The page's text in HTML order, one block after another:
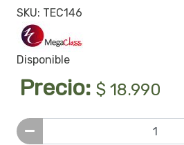
SKU: TEC146
Disponible
Precio: $ 18.990